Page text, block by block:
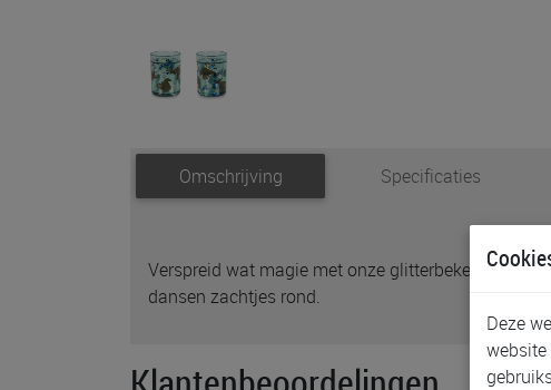
Omschrijving Specificaties
Verspreid wat magie met onze glitterbekers. Schud
dansen zachtjes rond.
Deze
website